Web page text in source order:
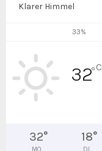
Klarer Himmel
33%
32°C
32°
MO
18°
DI